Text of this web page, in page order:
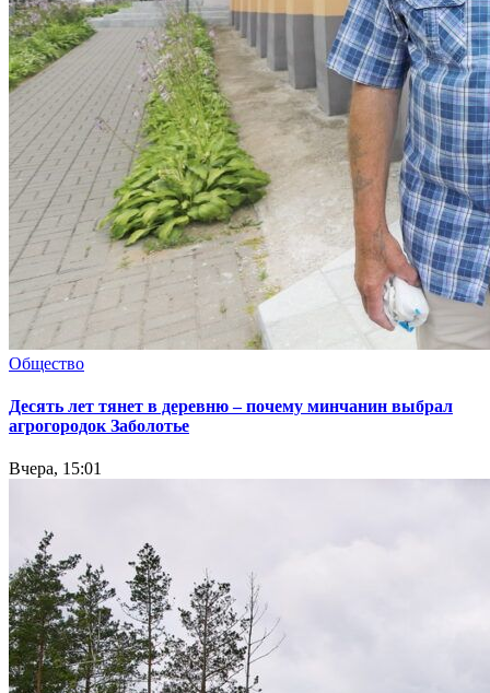
Общество
Десять лет тянет в деревню – почему минчанин выбрал
агрогородок Заболотье
Вчера, 15:01